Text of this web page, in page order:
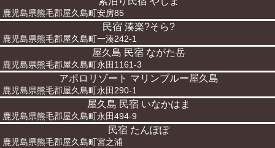
鹿児島県熊毛郡屋久島町安房85
民宿 湊楽?そら?
鹿児島県熊毛郡屋久島町一湊242-1
屋久島 民宿 ながた岳
鹿児島県熊毛郡屋久島町永田1161-3
アポロリゾート マリンブルー屋久島
鹿児島県熊毛郡屋久島町永田290-1
屋久島 民宿 いなかはま
鹿児島県熊毛郡屋久島町永田494-9
民宿 たんぽぽ
鹿児島県熊毛郡屋久島町宮之浦